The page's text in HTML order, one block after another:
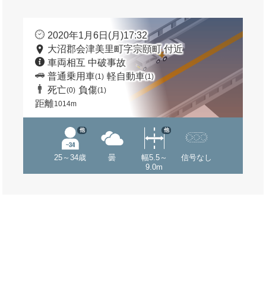
2020年1月6日(月)17:32
大沼郡会津美里町字宗頤町 付近
車両相互 中破事故
普通乗用車(1) 軽自動車(1)
死亡(0) 負傷(1)
距離1014m
25～34歳
他
曇
幅5.5～
9.0m
他
信号なし